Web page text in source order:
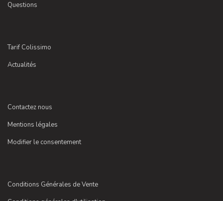
Questions
Tarif Colissimo
Actualités
Contactez nous
Mentions légales
Modifier le consentement
Conditions Générales de Vente